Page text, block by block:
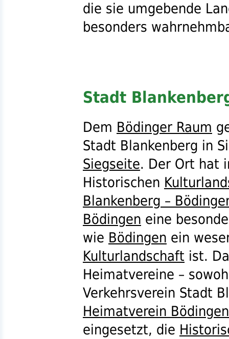
die sie umgebende
besonders
Stadt
Dem Bödinger Raum
Stadt Blankenberg in
Siegseite. Der Ort hat
Historischen
Blankenberg –
Bödingen eine
wie Bödingen ein
Kulturlandschaft ist.
Heimatvereine –
Verkehrsverein Stadt
Heimatverein Bödingen
eingesetzt, die